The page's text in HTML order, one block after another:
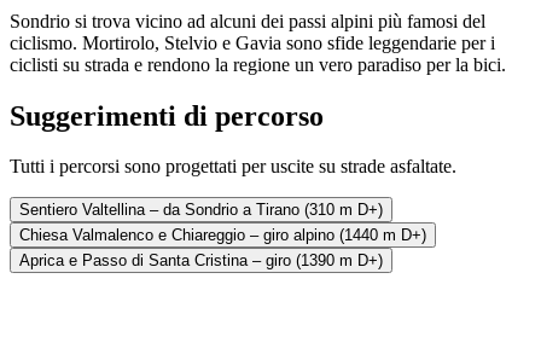
Sondrio si trova vicino ad alcuni dei passi alpini più famosi del
ciclismo. Mortirolo, Stelvio e Gavia sono sfide leggendarie per i
ciclisti su strada e rendono la regione un vero paradiso per la bici.
Suggerimenti di percorso
Tutti i percorsi sono progettati per uscite su strade asfaltate.
Sentiero Valtellina – da Sondrio a Tirano (310 m D+)
Chiesa Valmalenco e Chiareggio – giro alpino (1440 m D+)
Aprica e Passo di Santa Cristina – giro (1390 m D+)